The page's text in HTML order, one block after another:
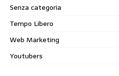
Senza categoria
Tempo Libero
Web Marketing
Youtubers